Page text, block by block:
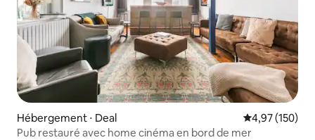
Hébergement ⋅ Deal Évaluation
4,97 (150)
Pub restauré avec home cinéma en bord de mer